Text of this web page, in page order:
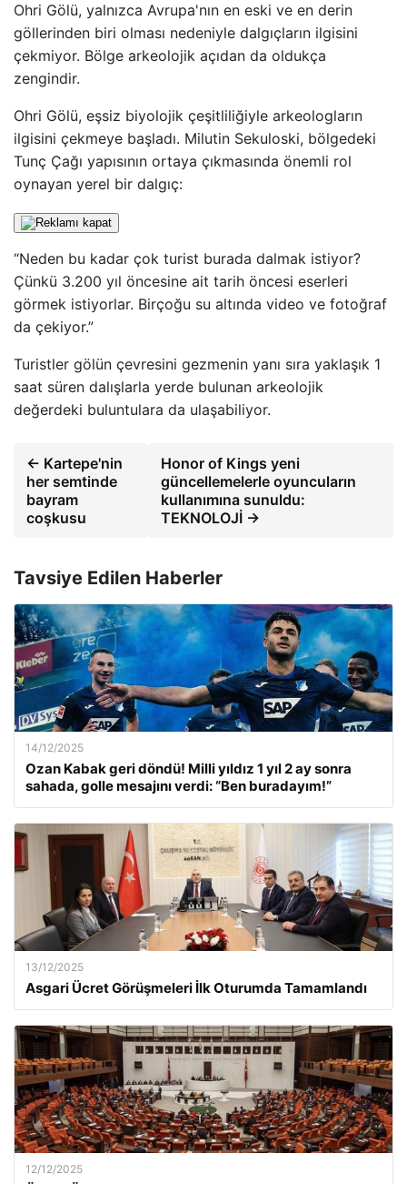
Ohri Gölü, yalnızca Avrupa'nın en eski ve en derin
göllerinden biri olması nedeniyle dalgıçların ilgisini
çekmiyor. Bölge arkeolojik açıdan da oldukça
zengindir.
Ohri Gölü, eşsiz biyolojik çeşitliliğiyle arkeologların
ilgisini çekmeye başladı. Milutin Sekuloski, bölgedeki
Tunç Çağı yapısının ortaya çıkmasında önemli rol
oynayan yerel bir dalgıç:
“Neden bu kadar çok turist burada dalmak istiyor?
Çünkü 3.200 yıl öncesine ait tarih öncesi eserleri
görmek istiyorlar. Birçoğu su altında video ve fotoğraf
da çekiyor.”
Turistler gölün çevresini gezmenin yanı sıra yaklaşık 1
saat süren dalışlarla yerde bulunan arkeolojik
değerdeki buluntulara da ulaşabiliyor.
← Kartepe'nin
her semtinde
bayram
coşkusu
Honor of Kings yeni
güncellemelerle oyuncuların
kullanımına sunuldu:
TEKNOLOJİ →
Tavsiye Edilen Haberler
14/12/2025
Ozan Kabak geri döndü! Milli yıldız 1 yıl 2 ay sonra
sahada, golle mesajını verdi: “Ben buradayım!”
13/12/2025
Asgari Ücret Görüşmeleri İlk Oturumda Tamamlandı
12/12/2025